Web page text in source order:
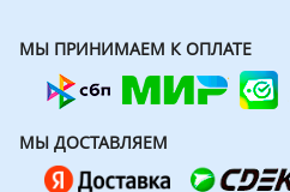
МЫ ПРИНИМАЕМ К ОПЛАТЕ
МЫ ДОСТАВЛЯЕМ